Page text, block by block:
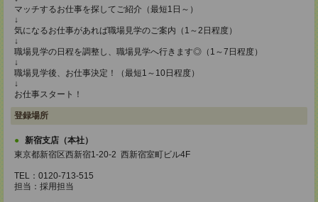
マッチするお仕事を探してご紹介（最短1日～）
↓
気になるお仕事があれば職場見学のご案内（1～2日程度）
↓
職場見学の日程を調整し、職場見学へ行きます◎（1～7日程度）
↓
職場見学後、お仕事決定！（最短1～10日程度）
↓
お仕事スタート！
登録場所
新宿支店（本社）
東京都新宿区西新宿1-20-2 西新宿室町ビル4F
TEL：0120-713-515
担当：採用担当